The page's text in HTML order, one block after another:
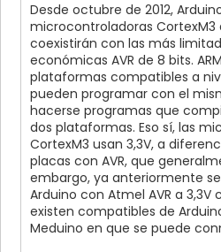
Desde octubre de 2012,
microcontroladoras CortexM3
coexistirán con las más
económicas AVR de 8 bits.
plataformas compatibles a
pueden programar con el
hacerse programas que
dos plataformas. Eso sí, las
CortexM3 usan 3,3V, a
placas con AVR, que
embargo, ya anteriormente
Arduino con Atmel AVR a 3,3V
existen compatibles de
Meduino en que se puede